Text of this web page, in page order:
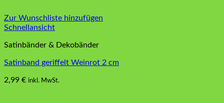
Zur Wunschliste hinzufügen
Schnellansicht
Satinbänder & Dekobänder
Satinband geriffelt Weinrot 2 cm
2,99 € inkl. MwSt.